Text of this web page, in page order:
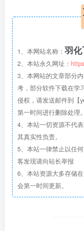
1、本网站名称： 羽
2、本站永久网址：
3、本网站的文章部分
考，部分软件下载在学
侵权，请发送邮件到【
第一时间进行删除处理。
4、本站一切资源不代
其真实性负责。
5、本站一律禁止以任
客发现请向站长举报
6、本站资源大多存储
会第一时间更新。